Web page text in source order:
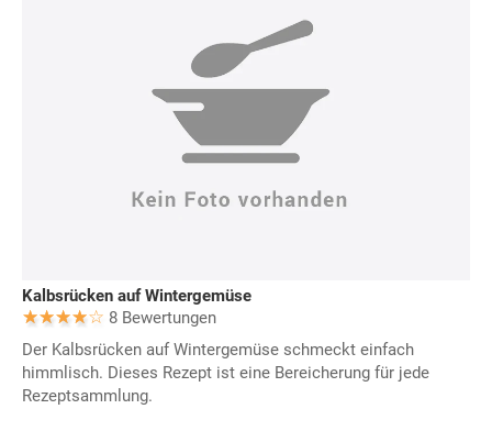
Kalbsrücken auf Wintergemüse
8 Bewertungen
Der Kalbsrücken auf Wintergemüse schmeckt einfach
himmlisch. Dieses Rezept ist eine Bereicherung für jede
Rezeptsammlung.